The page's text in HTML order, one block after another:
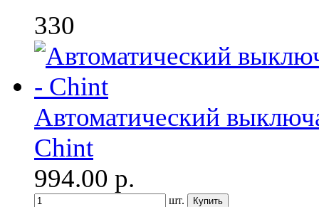
330
Автоматический
Chint
994.00 р.
шт.